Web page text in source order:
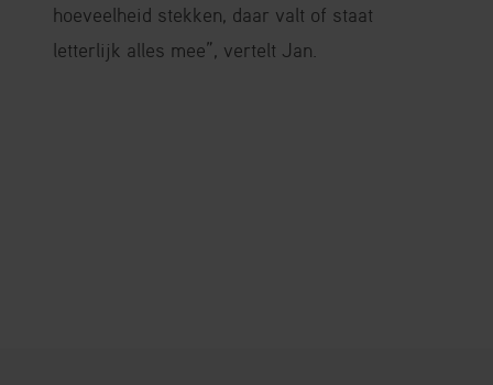
hoeveelheid stekken, daar valt of staat
letterlijk alles mee”, vertelt Jan.